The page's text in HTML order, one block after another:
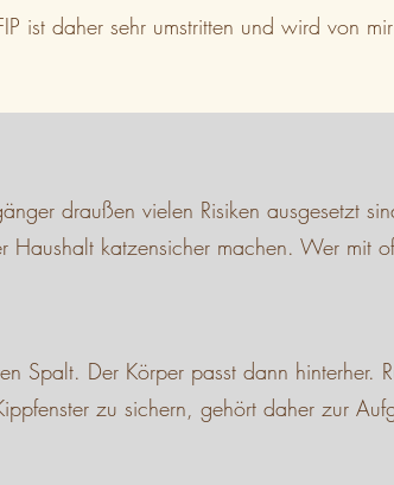
ist daher sehr umstritten und wird von
draußen vielen Risiken
katzensicher machen. Wer
Der Körper passt dann
zu sichern, gehört daher zur